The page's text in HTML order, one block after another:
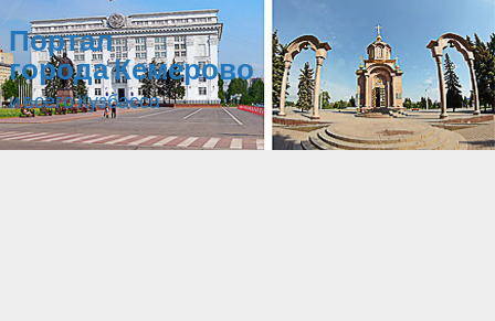
Портал
города Кемерово
и всего Кузбасса